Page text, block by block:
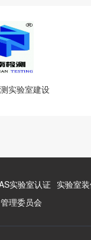
实验室建设
实验室认证 实验室
理委员会